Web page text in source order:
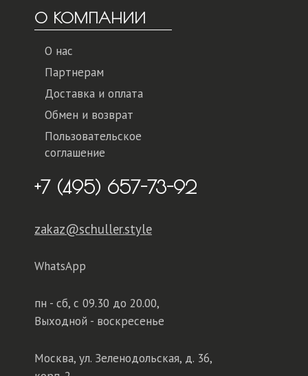
О КОМПАНИИ
О нас
Партнерам
Доставка и оплата
Обмен и возврат
Пользовательское
соглашение
+7 (495) 657-73-92
zakaz@schuller.style
WhatsApp
пн - сб, с 09.30 до 20.00,
Выходной - воскресенье
Москва, ул. Зеленодольская, д. 36,